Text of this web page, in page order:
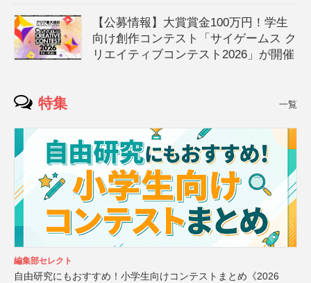
【公募情報】大賞賞金100万円！学生
向け創作コンテスト「サイゲームス ク
リエイティブコンテスト2026」が開催
特集 一覧
編集部セレクト
自由研究にもおすすめ！小学生向けコンテストまとめ《2026